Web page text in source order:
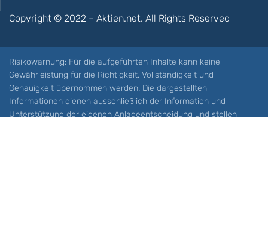
Copyright © 2022 – Aktien.net. All Rights Reserved
Risikowarnung: Für die aufgeführten Inhalte kann keine
Gewährleistung für die Richtigkeit, Vollständigkeit und
Genauigkeit übernommen werden. Die dargestellten
Informationen dienen ausschließlich der Information und
Unterstützung der eigenen Anlageentscheidung und stellen